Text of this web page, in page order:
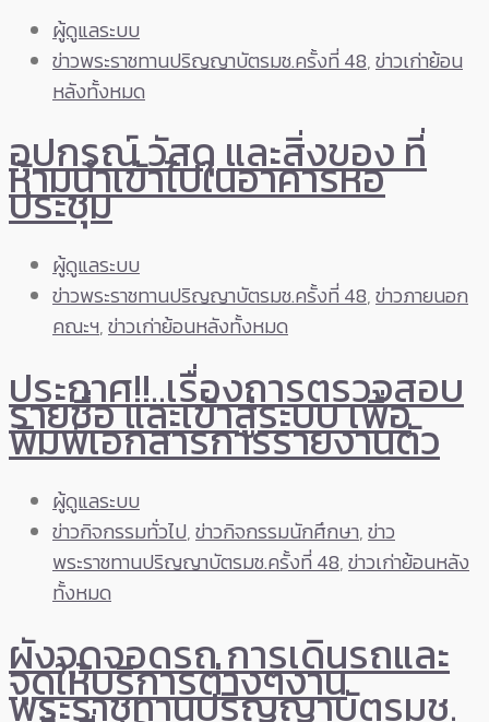
ผู้ดูแลระบบ
ข่าวพระราชทานปริญญาบัตรมช.ครั้งที่ 48,ข่าวเก่าย้อน
หลังทั้งหมด
อุปกรณ์ วัสดุ และสิ่งของ ที่
ห้ามนำเข้าไปในอาคารหอ
ประชุม
ผู้ดูแลระบบ
ข่าวพระราชทานปริญญาบัตรมช.ครั้งที่ 48,ข่าวภายนอก
คณะฯ,ข่าวเก่าย้อนหลังทั้งหมด
ประกาศ!!..เรื่องการตรวจสอบ
รายชื่อ และเข้าสู่ระบบ เพื่อ
พิมพ์เอกสารการรายงานตัว
ผู้ดูแลระบบ
ข่าวกิจกรรมทั่วไป,ข่าวกิจกรรมนักศึกษา,ข่าว
พระราชทานปริญญาบัตรมช.ครั้งที่ 48,ข่าวเก่าย้อนหลัง
ทั้งหมด
ผังจุดจอดรถ การเดินรถและ
จุดให้บริการต่างๆงาน
พระราชทานปริญญาบัตรมช.